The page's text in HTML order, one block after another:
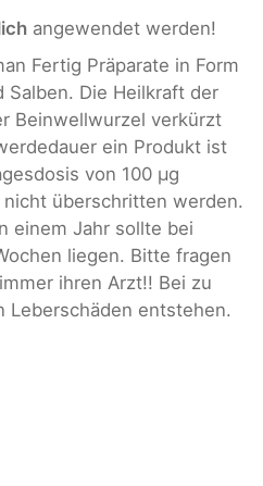
angewendet werden!
Fertig Präparate in Form
Salben. Die Heilkraft der
Beinwellwurzel verkürzt
ein Produkt ist
von 100 µg
überschritten werden.
einem Jahr sollte bei
liegen. Bitte fragen
ihren Arzt!! Bei zu
Leberschäden entstehen.